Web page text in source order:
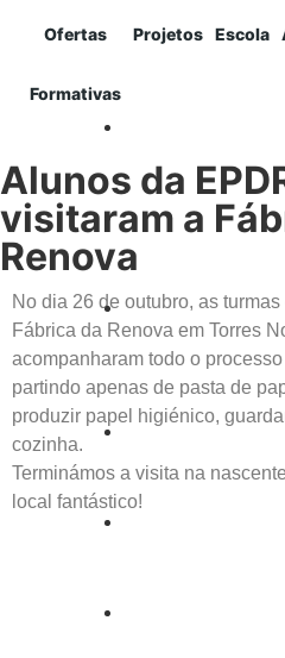
Ofertas
Formativas
Projetos Escola
EPDRBM
Alunos da
visitaram a
Renova
No dia 26 de outubro, as
Fábrica da Renova em Torres
acompanharam todo o
partindo apenas de pasta de
produzir papel higiénico,
cozinha.
Terminámos a visita na
local fantástico!